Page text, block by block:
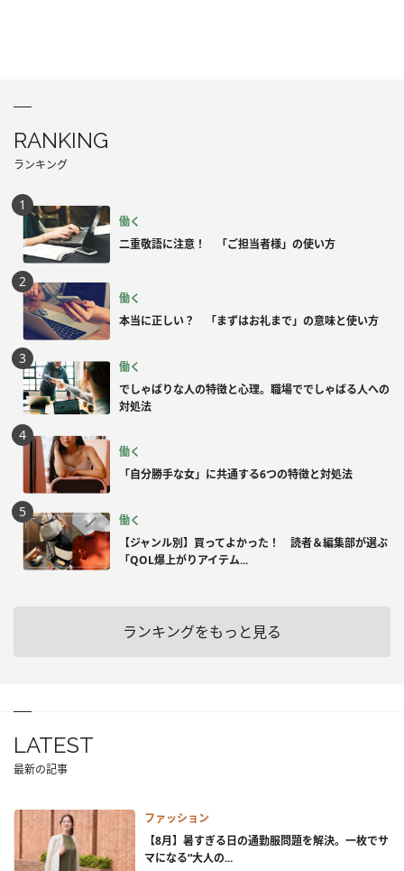
RANKING
ランキング
働く
二重敬語に注意！ 「ご担当者様」の使い方
働く
本当に正しい？ 「まずはお礼まで」の意味と使い方
働く
でしゃばりな人の特徴と心理。職場ででしゃばる人への
対処法
働く
「自分勝手な女」に共通する6つの特徴と対処法
働く
【ジャンル別】買ってよかった！ 読者＆編集部が選ぶ
「QOL爆上がりアイテム...
ランキングをもっと見る
LATEST
最新の記事
ファッション
【8月】暑すぎる日の通勤服問題を解決。一枚でサ
マになる“大人の...